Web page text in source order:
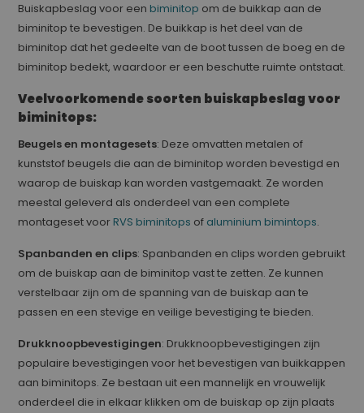
Buiskapbeslag voor een biminitop om de buikkap aan de
biminitop te bevestigen. De buikkap is het deel van de
biminitop dat het gedeelte van de boot tussen de boeg en de
biminitop bedekt, waardoor er een beschutte ruimte ontstaat.
Veelvoorkomende soorten buiskapbeslag voor
biminitops:
Beugels en montagesets: Deze omvatten metalen of
kunststof beugels die aan de biminitop worden bevestigd en
waarop de buiskap kan worden vastgemaakt. Ze worden
meestal geleverd als onderdeel van een complete
montageset voor RVS biminitops of aluminium bimintops.
Spanbanden en clips: Spanbanden en clips worden gebruikt
om de buiskap aan de biminitop vast te zetten. Ze kunnen
verstelbaar zijn om de spanning van de buiskap aan te
passen en een stevige en veilige bevestiging te bieden.
Drukknoopbevestigingen: Drukknoopbevestigingen zijn
populaire bevestigingen voor het bevestigen van buikkappen
aan biminitops. Ze bestaan uit een mannelijk en vrouwelijk
onderdeel die in elkaar klikken om de buiskap op zijn plaats